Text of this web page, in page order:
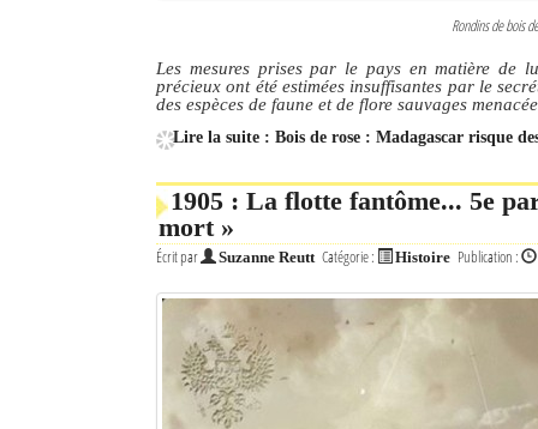
L'actualité du tourisme
Rondins de bois
Les mesures prises par le pays en matière de
précieux ont été estimées insuffisantes par le
des espèces de faune et de flore sauvages
Lire la suite : Bois de rose : Madagascar risque
1905 : La flotte fantôme... 5e
mort »
Écrit par Suzanne Reutt Catégorie : Histoire Publication :